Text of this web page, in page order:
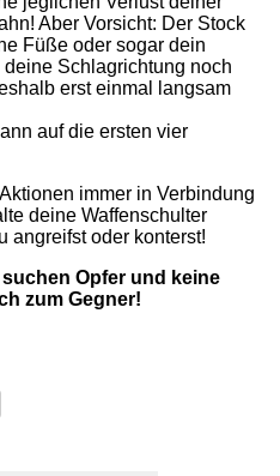
Aber Vorsicht: Der Stock
Füße oder sogar dein
Schlagrichtung noch
erst einmal langsam
auf die ersten vier
immer in Verbindung
deine Waffenschulter
angreifst oder konterst!
Opfer und keine
zum Gegner!